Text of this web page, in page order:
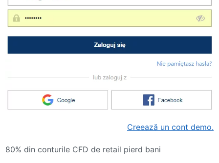
Creează un cont demo.
80% din conturile CFD de retail pierd bani